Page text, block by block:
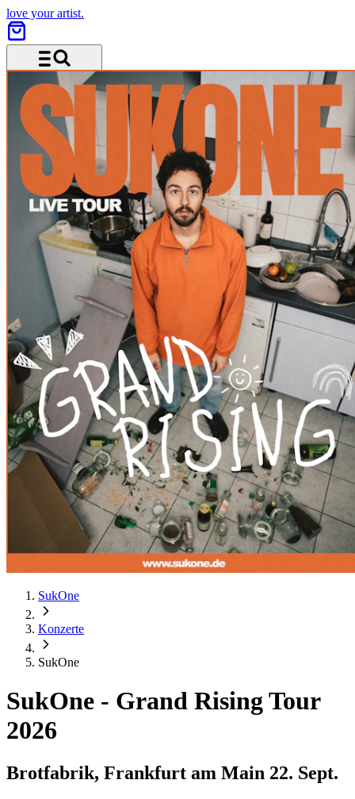
love your artist.
Menü und Suche
SukOne
Konzerte
SukOne
SukOne - Grand Rising Tour
2026
Brotfabrik, Frankfurt am Main 22. Sept.